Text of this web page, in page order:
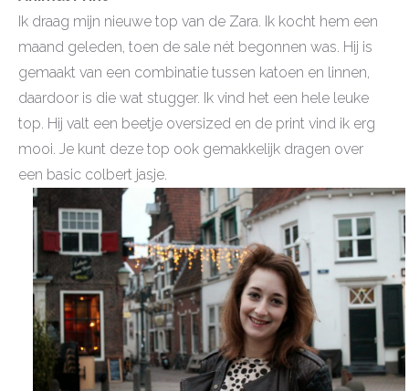
Ik draag mijn nieuwe top van de Zara. Ik kocht hem een
maand geleden, toen de sale nét begonnen was. Hij is
gemaakt van een combinatie tussen katoen en linnen,
daardoor is die wat stugger. Ik vind het een hele leuke
top. Hij valt een beetje oversized en de print vind ik erg
mooi. Je kunt deze top ook gemakkelijk dragen over
een basic colbert jasje.